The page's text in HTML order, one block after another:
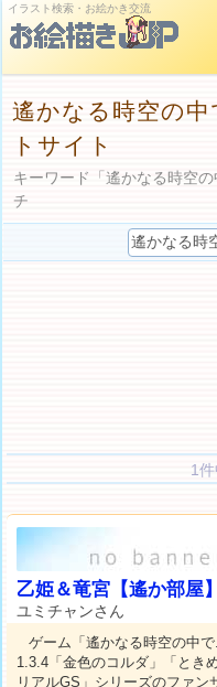
イラスト検索・お絵かき交流
遙かなる時空の
トサイト
キーワード「遙かなる時空
チ
1
乙姫＆竜宮【遙か部屋】
ユミチャンさん
ゲーム「遙かなる時空の中で
1.3.4「金色のコルダ」「とき
リアルGS」シリーズのファン